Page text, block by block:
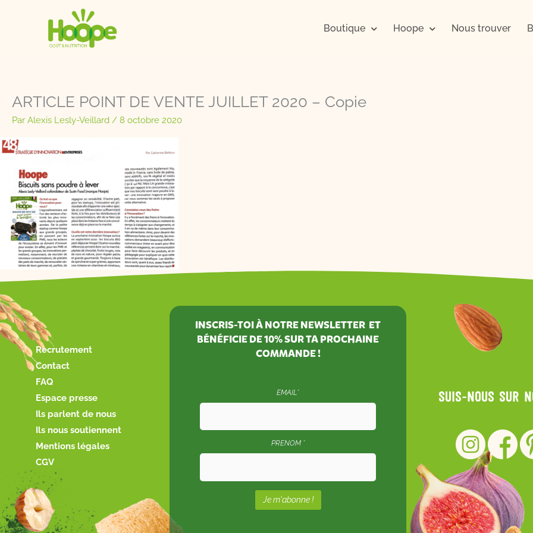
Boutique Hoope Nous trouver
ARTICLE POINT DE VENTE JUILLET 2020 – Copie
Par Alexis Lesly-Veillard / 8 octobre 2020
Recrutement
Contact
FAQ
Espace presse
Ils parlent de nous
Ils nous soutiennent
Mentions légales
CGV
INSCRIS-TOI À NOTRE NEWSLETTER ET
BÉNÉFICIE DE10%SUR TA PROCHAINE
COMMANDE !
EMAIL*
PRENOM *
Suis-nous sur